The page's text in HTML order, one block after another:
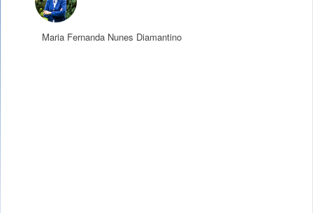
Maria Fernanda Nunes Diamantino